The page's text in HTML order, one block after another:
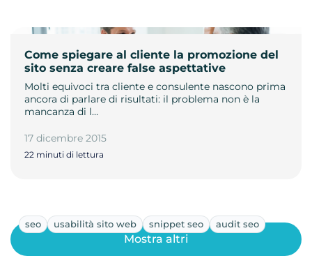
Come spiegare al cliente la promozione del
sito senza creare false aspettative
Molti equivoci tra cliente e consulente nascono prima
ancora di parlare di risultati: il problema non è la
mancanza di l…
17 dicembre 2015
22 minuti di lettura
seo usabilità sito web snippet seo audit seo
Mostra altri